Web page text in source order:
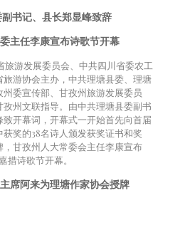
记、县长郑显峰致辞
主任李康宣布诗歌节开幕
游发展委员会、中共四川省委农工
游协会主办，中共理塘县委、理塘
委宣传部、甘孜州旅游发展委员
州文联指导。由中共理塘县委副书
开幕词，开幕式一开始首先向首届
奖的38名诗人颁发获奖证书和奖
甘孜州人大常委会主任李康宣布
措诗歌节开幕。
席阿来为理塘作家协会授牌